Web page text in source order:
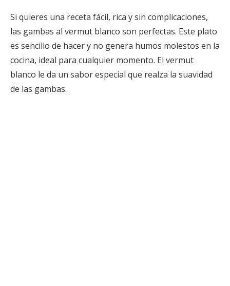
Si quieres una receta fácil, rica y sin complicaciones,
las gambas al vermut blanco son perfectas. Este plato
es sencillo de hacer y no genera humos molestos en la
cocina, ideal para cualquier momento. El vermut
blanco le da un sabor especial que realza la suavidad
de las gambas.